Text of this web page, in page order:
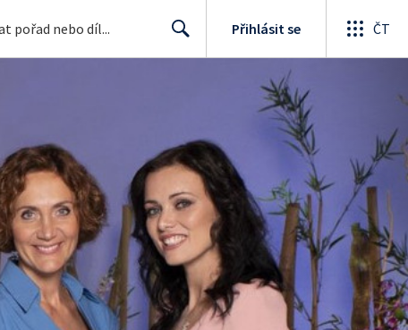
Přihlásit se ČT